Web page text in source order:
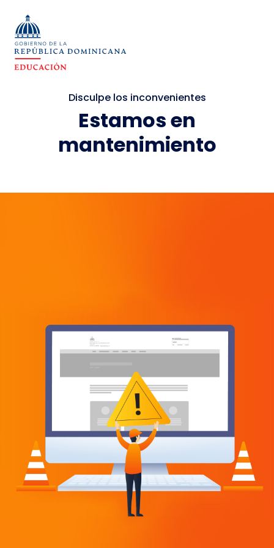
Disculpe los inconvenientes
Estamos en
mantenimiento